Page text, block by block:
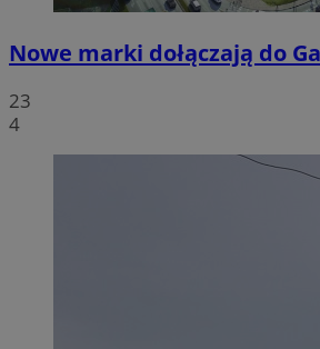
Nowe marki dołączają do
23
4